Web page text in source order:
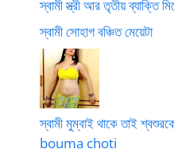
স্বামী স্ত্রী আর তৃতীয় ব্যাক্তি
স্বামী সোহাগ বঞ্চিত মেয়েটা
স্বামী মুম্বাই থাকে তাই
bouma choti